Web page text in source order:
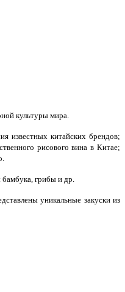
культуры мира.
известных китайских брендов;
рисового вина в Китае;
бамбука, грибы и др.
уникальные закуски из